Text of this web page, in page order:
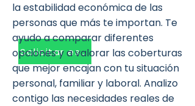
Solicitar estudio
la estabilidad económica de las
personas que más te importan. Te
ayudo a comparar diferentes
opciones y a valorar las coberturas
que mejor encajan con tu situación
personal, familiar y laboral. Analizo
contigo las necesidades reales de